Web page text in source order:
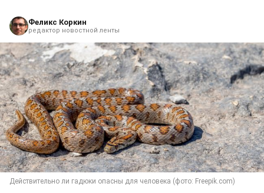
Феликс Коркин
редактор новостной ленты
Действительно ли гадюки опасны для человека (фото: Freepik.com)